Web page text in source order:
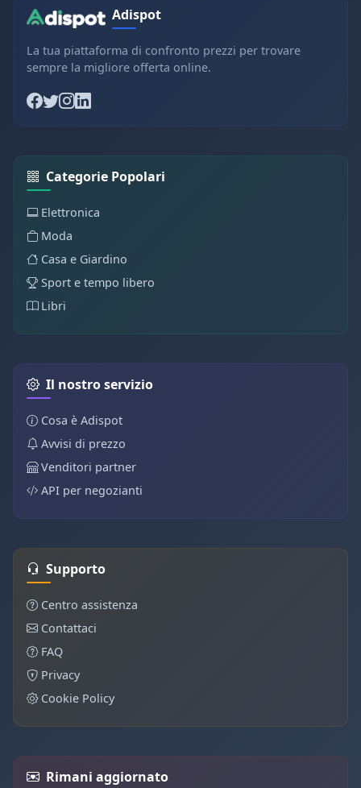
Adispot
La tua piattaforma di confronto prezzi per trovare
sempre la migliore offerta online.
Categorie Popolari
Elettronica
Moda
Casa e Giardino
Sport e tempo libero
Libri
Il nostro servizio
Cosa è Adispot
Avvisi di prezzo
Venditori partner
API per negozianti
Supporto
Centro assistenza
Contattaci
FAQ
Privacy
Cookie Policy
Rimani aggiornato